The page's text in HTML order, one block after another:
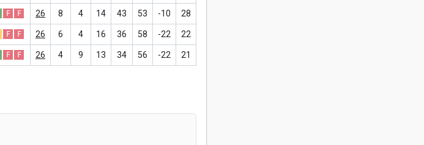
F F 26 8 4 14 43 53 -10 28
F F 26 6 4 16 36 58 -22 22
F F 26 4 9 13 34 56 -22 21